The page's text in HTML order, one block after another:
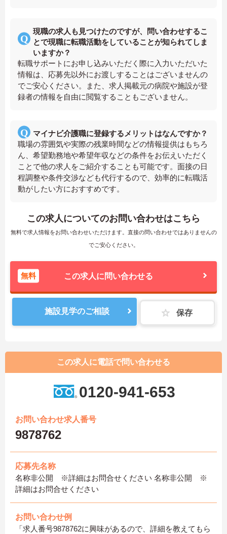
現職の求人も見つけたのですが、問い合わせするこ
とで現職に転職活動をしていることが知られてしま
いますか？
転職サポートにお申し込みいただく際に入力いただいた
情報は、応募先以外にお渡しすることはございませんの
でご安心ください。また、求人掲載元の病院や施設が登
録者の情報を自由に閲覧することもございません。
マイナビ介護職に登録するメリットはなんですか？
職場の雰囲気や実際の残業時間などの情報提供はもちろ
ん、希望勤務地や希望年収などの条件をお伝えいただく
ことで他の求人をご紹介することも可能です。面接の日
程調整や条件交渉なども代行するので、効率的に転職活
動がしたい方におすすめです。
この求人についてのお問い合わせはこちら
無料で求人情報をお問い合わせいただけます。直接の問い合わせではありませんの
でご安心ください。
無料 この求人に問い合わせる
施設見学のご相談 保存
この求人に電話で問い合わせる
0120-941-653
お問い合わせ求人番号
9878762
応募先名称
名称非公開 ※詳細はお問合せください 名称非公開 ※
詳細はお問合せください
お問い合わせ例
「求人番号9878762に興味があるので、詳細を教えてもら